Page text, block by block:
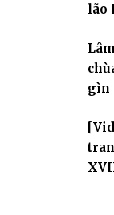
lão
gìn